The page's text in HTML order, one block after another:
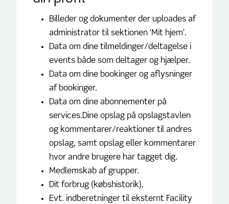
Billeder og dokumenter der uploades af
administrator til sektionen ‘Mit hjem’.
Data om dine tilmeldinger/deltagelse i
events både som deltager og hjælper.
Data om dine bookinger og aflysninger
af bookinger.
Data om dine abonnementer på
services.Dine opslag på opslagstavlen
og kommentarer/reaktioner til andres
opslag, samt opslag eller kommentarer
hvor andre brugere har tagget dig.
Medlemskab af grupper.
Dit forbrug (købshistorik).
Evt. indberetninger til eksternt Facility